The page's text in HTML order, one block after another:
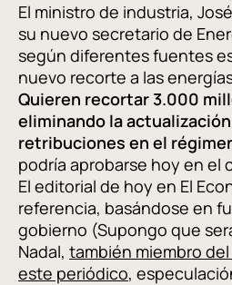
El ministro de industria,
su nuevo secretario de
según diferentes fuentes
nuevo recorte a las
Quieren recortar 3.000
eliminando la actualización
retribuciones en el
podría aprobarse hoy en el
El editorial de hoy en El
referencia, basándose en
gobierno (Supongo que
Nadal, también miembro
este periódico,